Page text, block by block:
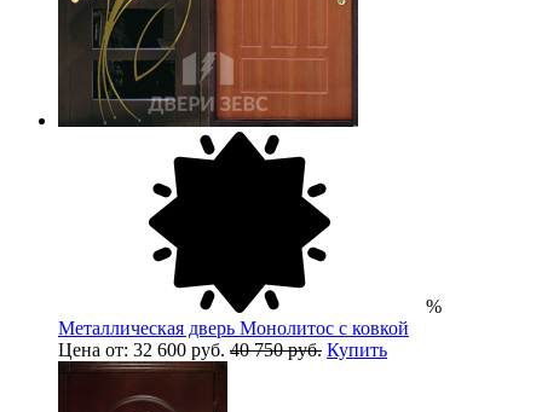
%
Металлическая дверь Монолитос с ковкой
Цена от: 32 600 руб. 40 750 руб. Купить